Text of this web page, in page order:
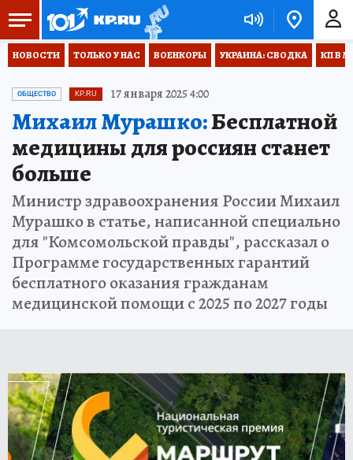
НОВОСТИ ТОЛЬКО У НАС ВОЕНКОРЫ УКРАИНА: СВОДКА КП В
ОБЩЕСТВО KP.RU 17 января 2025 4:00
Михаил Мурашко:Бесплатной
медицины для россиян станет
больше
Министр здравоохранения России Михаил
Мурашко в статье, написанной специально
для "Комсомольской правды", рассказал о
Программе государственных гарантий
бесплатного оказания гражданам
медицинской помощи с 2025 по 2027 годы